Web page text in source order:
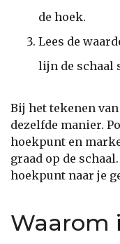
de hoek.
Lees de
lijn de schaal
Bij het tekenen
dezelfde manier.
hoekpunt en
graad op de
hoekpunt naar je
Waarom